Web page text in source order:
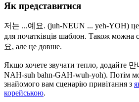
Як представитися
저는 ...예요. (juh-NEUN ... yeh-YOH) це
для початківців шаблон. Також можна
요, але це довше.
Якщо хочете звучати тепло, додайте
NAH-suh bahn-GAH-wuh-yoh). Потім
знайомого вам сценарію привітання з
корейською.